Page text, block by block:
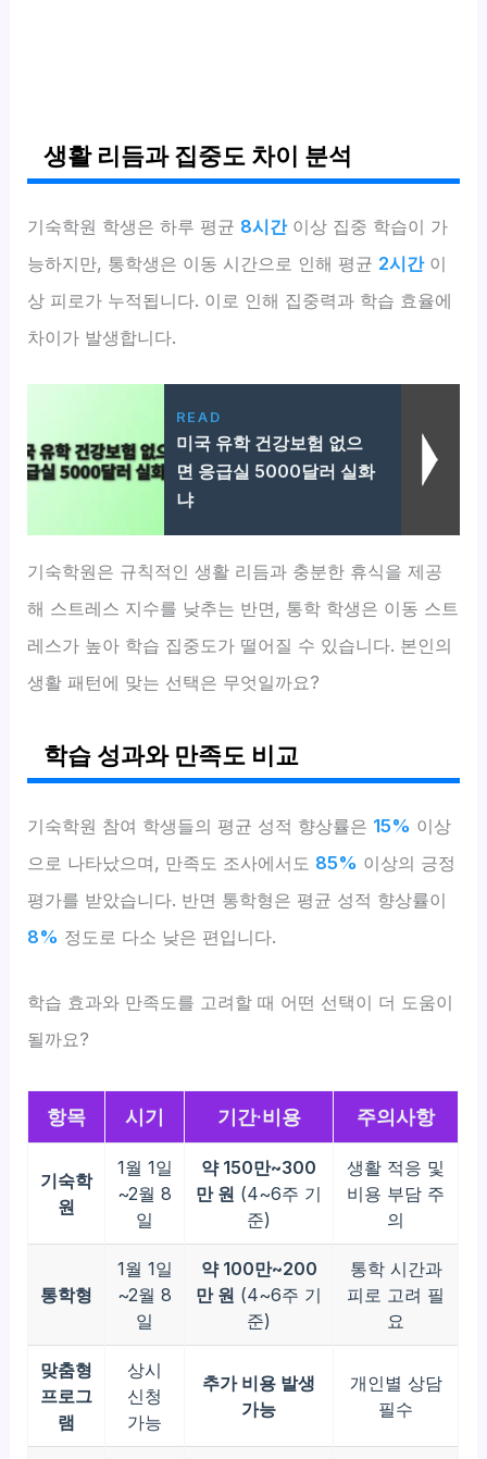
생활 리듬과 집중도 차이 분석
기숙학원 학생은 하루 평균 8시간이상 집중 학습이 가
능하지만, 통학생은 이동 시간으로 인해 평균 2시간이
상 피로가 누적됩니다. 이로 인해 집중력과 학습 효율에
차이가 발생합니다.
READ
미국 유학 건강보험 없으
면 응급실 5000달러 실화
냐
기숙학원은 규칙적인 생활 리듬과 충분한 휴식을 제공
해 스트레스 지수를 낮추는 반면, 통학 학생은 이동 스트
레스가 높아 학습 집중도가 떨어질 수 있습니다. 본인의
생활 패턴에 맞는 선택은 무엇일까요?
학습 성과와 만족도 비교
기숙학원 참여 학생들의 평균 성적 향상률은 15% 이상
으로 나타났으며, 만족도 조사에서도 85% 이상의 긍정
평가를 받았습니다. 반면 통학형은 평균 성적 향상률이
8% 정도로 다소 낮은 편입니다.
학습 효과와 만족도를 고려할 때 어떤 선택이 더 도움이
될까요?
항목 시기 기간·비용 주의사항
기숙학
원
1월 1일
~2월 8
일
약 150만~300
만 원 (4~6주 기
준)
생활 적응 및
비용 부담 주
의
통학형
1월 1일
~2월 8
일
약 100만~200
만 원 (4~6주 기
준)
통학 시간과
피로 고려 필
요
맞춤형
프로그
램
상시
신청
가능
추가 비용 발생
가능
개인별 상담
필수